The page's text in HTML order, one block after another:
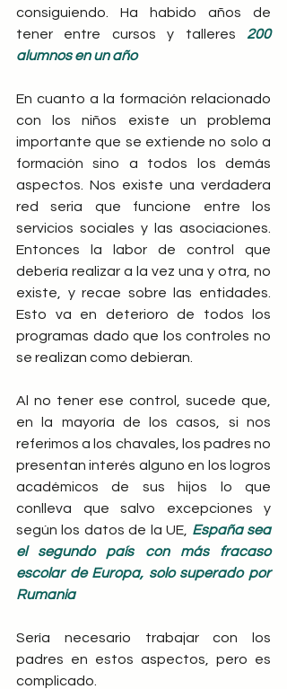
consiguiendo. Ha habido años de
tener entre cursos y talleres 200
alumnos en un año
En cuanto a la formación relacionado
con los niños existe un problema
importante que se extiende no solo a
formación sino a todos los demás
aspectos. Nos existe una verdadera
red seria que funcione entre los
servicios sociales y las asociaciones.
Entonces la labor de control que
debería realizar a la vez una y otra, no
existe, y recae sobre las entidades.
Esto va en deterioro de todos los
programas dado que los controles no
se realizan como debieran.
Al no tener ese control, sucede que,
en la mayoría de los casos, si nos
referimos a los chavales, los padres no
presentan interés alguno en los logros
académicos de sus hijos lo que
conlleva que salvo excepciones y
según los datos de la UE, España sea
el segundo país con más fracaso
escolar de Europa, solo superado por
Rumania
Sería necesario trabajar con los
padres en estos aspectos, pero es
complicado.